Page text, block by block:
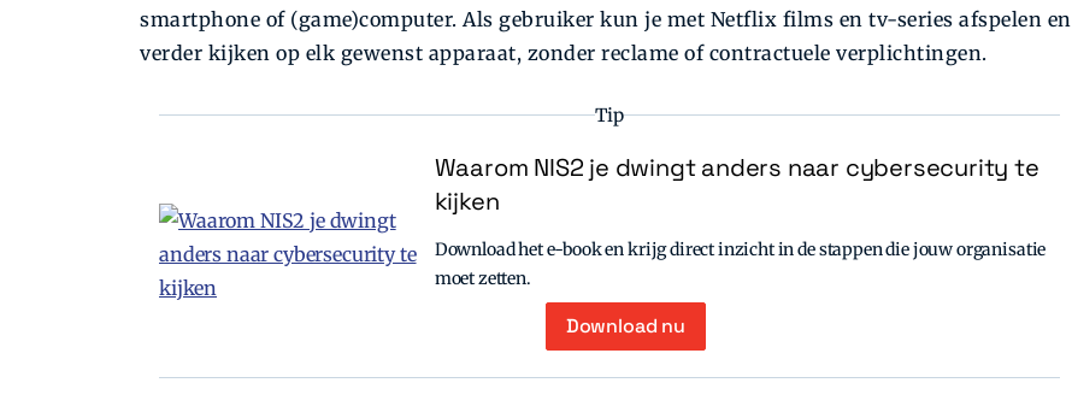
smartphone of (game)computer. Als gebruiker kun je met Netflix films en tv-series afspelen en
verder kijken op elk gewenst apparaat, zonder reclame of contractuele verplichtingen.
Tip
Waarom NIS2 je dwingt anders naar cybersecurity te
kijken
Download het e-book en krijg direct inzicht in de stappen die jouw organisatie
moet zetten.
Download nu